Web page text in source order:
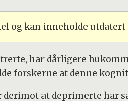
og kan inneholde
har dårligere
forskerne at denne
at deprimerte har